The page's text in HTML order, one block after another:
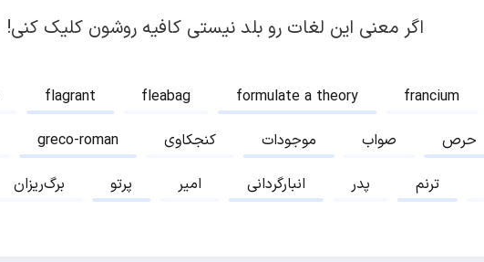
اگر معنی این لغات رو بلد نیستی کافیه روشون کلیک کنی!
flagrant fleabag formulate a theory francium
greco-roman کنجکاوی موجودات صواب حرص
برگ‌ریزان پرتو امیر انبارگردانی پدر ترنم